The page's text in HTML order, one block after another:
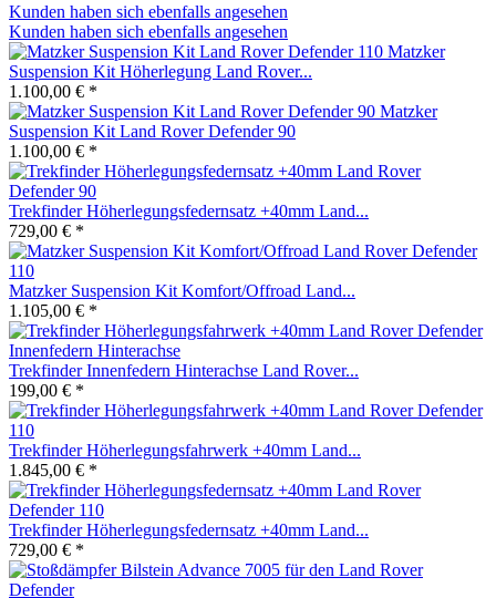
Kunden haben sich ebenfalls angesehen
Kunden haben sich ebenfalls angesehen
Matzker
Suspension Kit Höherlegung Land Rover...
1.100,00 € *
Matzker
Suspension Kit Land Rover Defender 90
1.100,00 € *
Trekfinder Höherlegungsfedernsatz +40mm Land...
729,00 € *
Matzker Suspension Kit Komfort/Offroad Land...
1.105,00 € *
Trekfinder Innenfedern Hinterachse Land Rover...
199,00 € *
Trekfinder Höherlegungsfahrwerk +40mm Land...
1.845,00 € *
Trekfinder Höherlegungsfedernsatz +40mm Land...
729,00 € *